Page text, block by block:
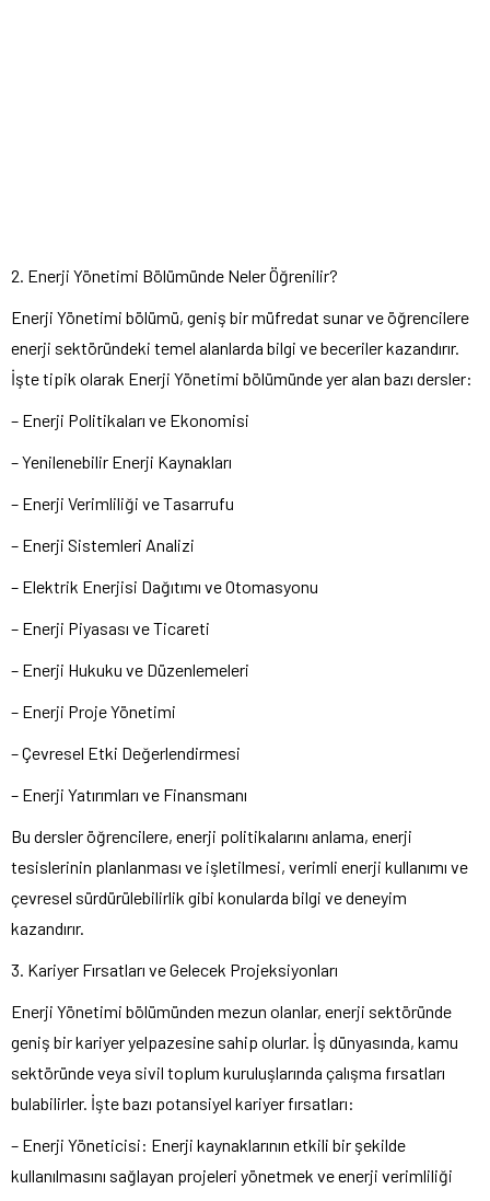
2. Enerji Yönetimi Bölümünde Neler Öğrenilir?
Enerji Yönetimi bölümü, geniş bir müfredat sunar ve öğrencilere
enerji sektöründeki temel alanlarda bilgi ve beceriler kazandırır.
İşte tipik olarak Enerji Yönetimi bölümünde yer alan bazı dersler:
– Enerji Politikaları ve Ekonomisi
– Yenilenebilir Enerji Kaynakları
– Enerji Verimliliği ve Tasarrufu
– Enerji Sistemleri Analizi
– Elektrik Enerjisi Dağıtımı ve Otomasyonu
– Enerji Piyasası ve Ticareti
– Enerji Hukuku ve Düzenlemeleri
– Enerji Proje Yönetimi
– Çevresel Etki Değerlendirmesi
– Enerji Yatırımları ve Finansmanı
Bu dersler öğrencilere, enerji politikalarını anlama, enerji
tesislerinin planlanması ve işletilmesi, verimli enerji kullanımı ve
çevresel sürdürülebilirlik gibi konularda bilgi ve deneyim
kazandırır.
3. Kariyer Fırsatları ve Gelecek Projeksiyonları
Enerji Yönetimi bölümünden mezun olanlar, enerji sektöründe
geniş bir kariyer yelpazesine sahip olurlar. İş dünyasında, kamu
sektöründe veya sivil toplum kuruluşlarında çalışma fırsatları
bulabilirler. İşte bazı potansiyel kariyer fırsatları:
– Enerji Yöneticisi: Enerji kaynaklarının etkili bir şekilde
kullanılmasını sağlayan projeleri yönetmek ve enerji verimliliği